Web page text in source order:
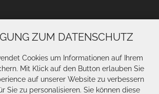
ZUM DATENSCHUTZ
Cookies um Informationen auf Ihrem
Mit Klick auf den Button erlauben Sie
auf unserer Website zu verbessern
Sie zu personalisieren. Sie können diese